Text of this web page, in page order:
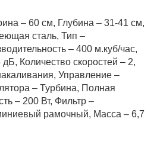
– 60 см, Глубина – 31-41 см,
сталь, Тип –
– 400 м.куб/час,
Количество скоростей – 2,
Управление –
– Турбина, Полная
– 200 Вт, Фильтр –
рамочный, Масса – 6,7